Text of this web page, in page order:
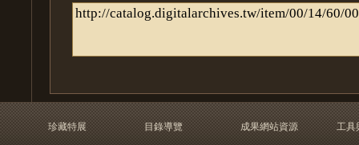
珍藏特展
目錄導覽
成果網站資源
工具